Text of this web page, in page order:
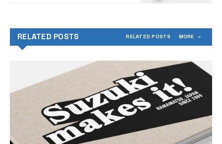
RELATED POSTS RELATED POSTS MORE